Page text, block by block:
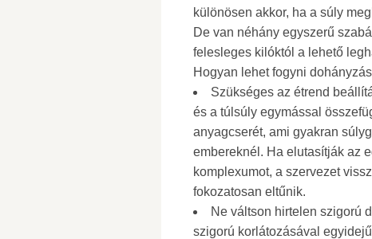
különösen akkor, ha a súly
De van néhány egyszerű
felesleges kilóktól a lehető
Hogyan lehet fogyni
Szükséges az étrend
és a túlsúly egymással
anyagcserét, ami gyakran
embereknél. Ha elutasítják az
komplexumot, a szervezet
fokozatosan eltűnik.
Ne váltson hirtelen szigorú
szigorú korlátozásával